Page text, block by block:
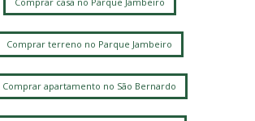
Comprar terreno no Parque Jambeiro
Comprar apartamento no São Bernardo